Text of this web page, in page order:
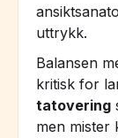
uttrykk.
Balansen
kritisk for
tatovering
men mister